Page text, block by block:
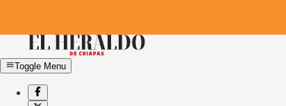
Toggle Menu